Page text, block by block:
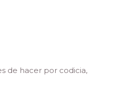
de hacer por codicia,